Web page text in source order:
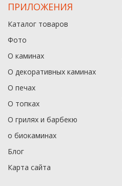
ПРИЛОЖЕНИЯ
Каталог товаров
Фото
О каминах
О декоративных каминах
О печах
О топках
О грилях и барбекю
о биокаминах
Блог
Карта сайта